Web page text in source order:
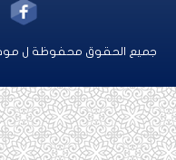
الحقوق محفوظة ل موقع